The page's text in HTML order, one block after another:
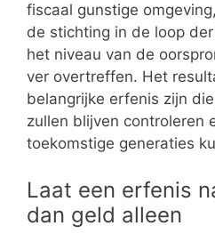
fiscaal gunstige
de stichting in de loop
het niveau van de
ver overtreffen. Het
belangrijke erfenis zijn
zullen blijven controleren
toekomstige generaties
Laat een erfenis
dan geld alleen